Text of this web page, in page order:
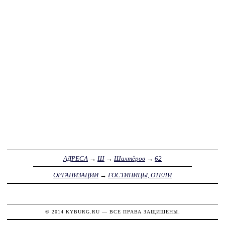
АДРЕСА → Ш → Шахтёров → 62
ОРГАНИЗАЦИИ→ ГОСТИНИЦЫ, ОТЕЛИ
© 2014 KYBURG.RU — ВСЕ ПРАВА ЗАЩИЩЕНЫ.